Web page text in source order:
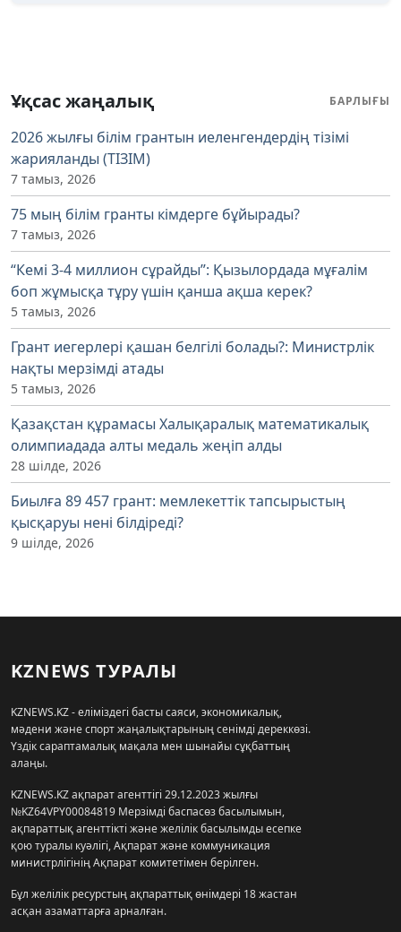
Ұқсас жаңалық БАРЛЫҒЫ
2026 жылғы білім грантын иеленгендердің тізімі
жарияланды (ТІЗІМ)
7 тамыз, 2026
75 мың білім гранты кімдерге бұйырады?
7 тамыз, 2026
“Кемі 3-4 миллион сұрайды”: Қызылордада мұғалім
боп жұмысқа тұру үшін қанша ақша керек?
5 тамыз, 2026
Грант иегерлері қашан белгілі болады?: Министрлік
нақты мерзімді атады
5 тамыз, 2026
Қазақстан құрамасы Халықаралық математикалық
олимпиадада алты медаль жеңіп алды
28 шілде, 2026
Биылға 89 457 грант: мемлекеттік тапсырыстың
қысқаруы нені білдіреді?
9 шілде, 2026
KZNEWS ТУРАЛЫ
KZNEWS.KZ - еліміздегі басты саяси, экономикалық,
мәдени және спорт жаңалықтарының сенімді дереккөзі.
Үздік сараптамалық мақала мен шынайы сұқбаттың
алаңы.
KZNEWS.KZ ақпарат агенттігі 29.12.2023 жылғы
№KZ64VPY00084819 Мерзімді баспасөз басылымын,
ақпараттық агенттікті және желілік басылымды есепке
қою туралы куәлігі, Ақпарат және коммуникация
министрлігінің Ақпарат комитетімен берілген.
Бұл желілік ресурстың ақпараттық өнімдері 18 жастан
асқан азаматтарға арналған.